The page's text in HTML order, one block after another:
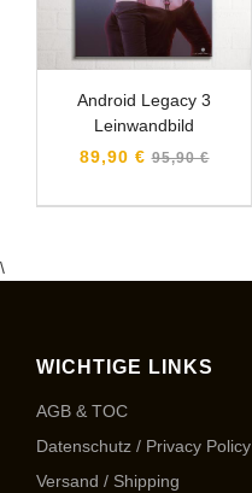
Android Legacy 3
Leinwandbild
89,90 € Normaler
95,90 €
\
WICHTIGE LINKS
AGB & TOC
Datenschutz / Privacy Policy
Versand / Shipping